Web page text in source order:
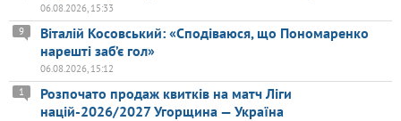
06.08.2026, 15:33
Віталій Косовський: «Сподіваюся, що Пономаренко
нарешті заб’є гол»
9
06.08.2026, 15:12
Розпочато продаж квитків на матч Ліги
націй-2026/2027 Угорщина — Україна
1